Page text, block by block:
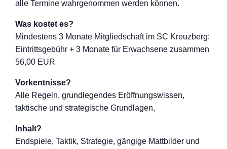
alle Termine wahrgenommen werden können.
Was kostet es?
Mindestens 3 Monate Mitgliedschaft im SC Kreuzberg:
Eintrittsgebühr + 3 Monate für Erwachsene zusammen
56,00 EUR
Vorkentnisse?
Alle Regeln, grundlegendes Eröffnungswissen,
taktische und strategische Grundlagen,
Inhalt?
Endspiele, Taktik, Strategie, gängige Mattbilder und